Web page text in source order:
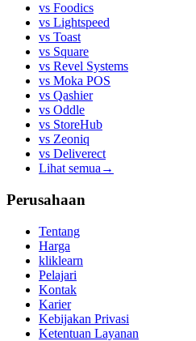
vs Foodics
vs Lightspeed
vs Toast
vs Square
vs Revel Systems
vs Moka POS
vs Qashier
vs Oddle
vs StoreHub
vs Zeoniq
vs Deliverect
Lihat semua →
Perusahaan
Tentang
Harga
kliklearn
Pelajari
Kontak
Karier
Kebijakan Privasi
Ketentuan Layanan